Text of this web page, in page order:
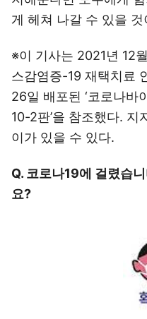
게 헤쳐 나갈 수 있을 것
※이 기사는 2021년 12
스감염증-19 재택치료
26일 배포된 ‘코로나바
10-2판’을 참조했다.
이가 있을 수 있다.
Q. 코로나19에 걸렸습
요?